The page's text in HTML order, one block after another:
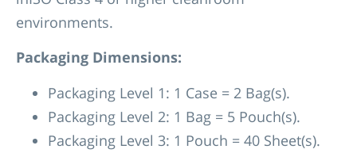
environments.
Packaging Dimensions:
Packaging Level 1: 1 Case = 2 Bag(s).
Packaging Level 2: 1 Bag = 5 Pouch(s).
Packaging Level 3: 1 Pouch = 40 Sheet(s).